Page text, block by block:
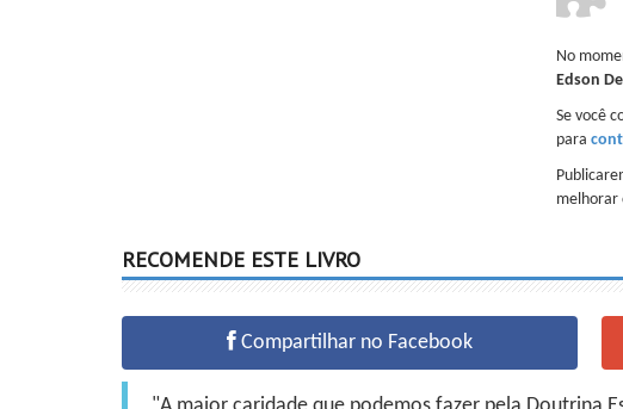
No
Edson
Se você
para
melhorar
RECOMENDE ESTE LIVRO
Compartilhar no Facebook